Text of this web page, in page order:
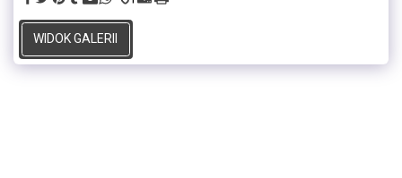
WIDOK GALERII